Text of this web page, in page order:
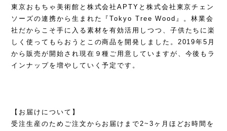
東京おもちゃ美術館と株式会社APTYと株式会社東京チェン
ソーズの連携から生まれた『Tokyo Tree Wood』。林業会
社だからこそ手に入る素材を有効活用しつつ、子供たちに楽
しく使ってもらおうとこの商品を開発しました。2019年5月
から販売が開始され現在９種ご用意していますが、今後もラ
インナップを増やしていく予定です。
【お届けについて】
受注生産のためご注文からお届けまで2~3ヶ月ほどお時間を